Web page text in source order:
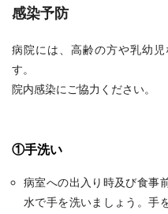
感染予防
病院には、高齢の方や乳幼
す。
院内感染にご協力ください。
①手洗い
病室への出入り時及び食事
水で手を洗いましょう。手